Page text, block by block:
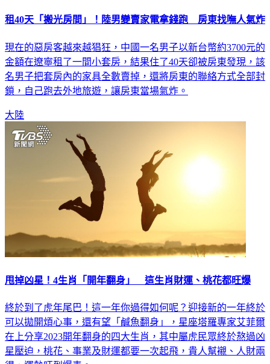
租40天「搬光房間」！陸男變賣家電拿錢跑 房東找嘸人氣炸
現在的惡房客越來越猖狂，中國一名男子以新台幣約3700元的
金額在遼寧租了一間小套房，結果住了40天卻被房東發現，該
名男子把套房內的家具全數賣掉，還將房東的聯絡方式全部封
鎖，自己跑去外地旅遊，讓房東當場氣炸。
大陸
甩掉凶星！4生肖「開年翻身」 這生肖財運、桃花都旺爆
終於到了虎年尾巴！這一年你過得如何呢？迎接新的一年終於
可以拋開煩心事，還有望「鹹魚翻身」，星座塔羅專家艾菲爾
在上分享2023開年翻身的四大生肖，其中屬虎民眾終於熬過凶
星壓迫，桃花、事業及財運都要一次起飛，貴人幫襯、人財兩